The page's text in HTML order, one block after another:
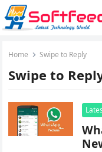
Home Swipe to Reply
Swipe to